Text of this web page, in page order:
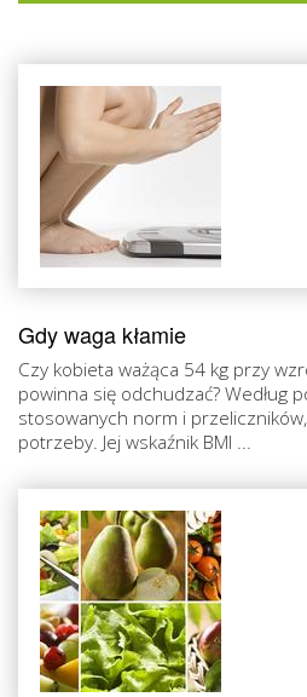
Gdy waga kłamie
Czy kobieta ważąca 54 kg przy
powinna się odchudzać? Według
stosowanych norm i
potrzeby. Jej wskaźnik BMI ...